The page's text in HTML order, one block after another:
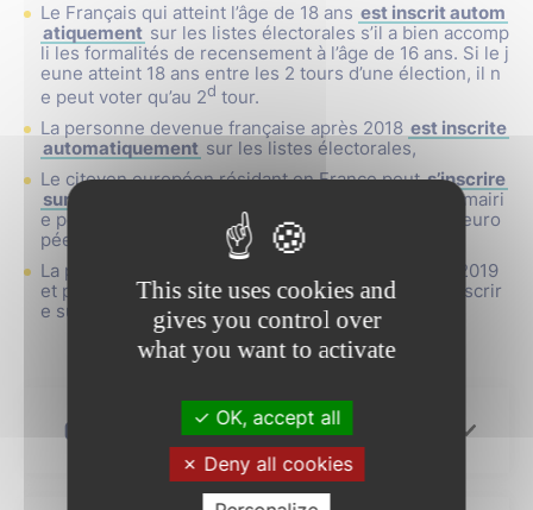
Le Français qui atteint l’âge de 18 ans est inscrit autom
atiquement sur les listes électorales s’il a bien accomp
li les formalités de recensement à l’âge de 16 ans. Si le j
eune atteint 18 ans entre les 2 tours d’une élection, il n
e peut voter qu’au 2d tour.
La personne devenue française après 2018 est inscrite
automatiquement sur les listes électorales,
Le citoyen européen résidant en France peuts’inscrire
sur les listes électorales complémentaires
de sa mairi
e pour pouvoir voter aux élections municipales et euro
péennes.
La personne placée sous tutelle avant le 23 mars 2019
et privée de son droit de vote doit demander à s’inscrir
e sur les listes électorales.
Où s'inscrire ?
This site uses cookies and
gives you control over
what you want to activate
OK, accept all
Deny all cookies